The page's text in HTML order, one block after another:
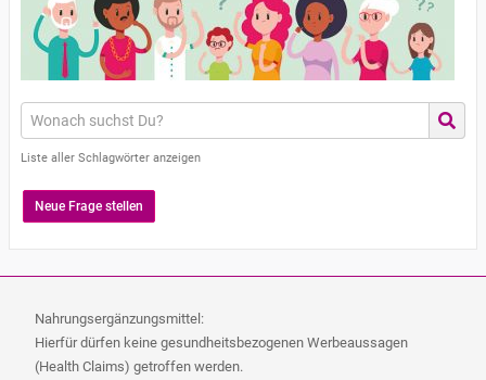
Liste aller Schlagwörter anzeigen
Neue Frage stellen
Nahrungsergänzungsmittel:
Hierfür dürfen keine gesundheitsbezogenen Werbeaussagen
(Health Claims) getroffen werden.